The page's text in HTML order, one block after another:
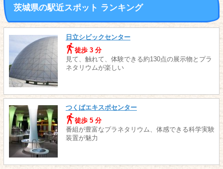
茨城県の駅近スポット ランキング
日立シビックセンター
徒歩 3 分
見て、触れて、体験できる約130点の展示物とプラ
ネタリウムが楽しい
つくばエキスポセンター
徒歩 5 分
番組が豊富なプラネタリウム、体感できる科学実験
装置が魅力